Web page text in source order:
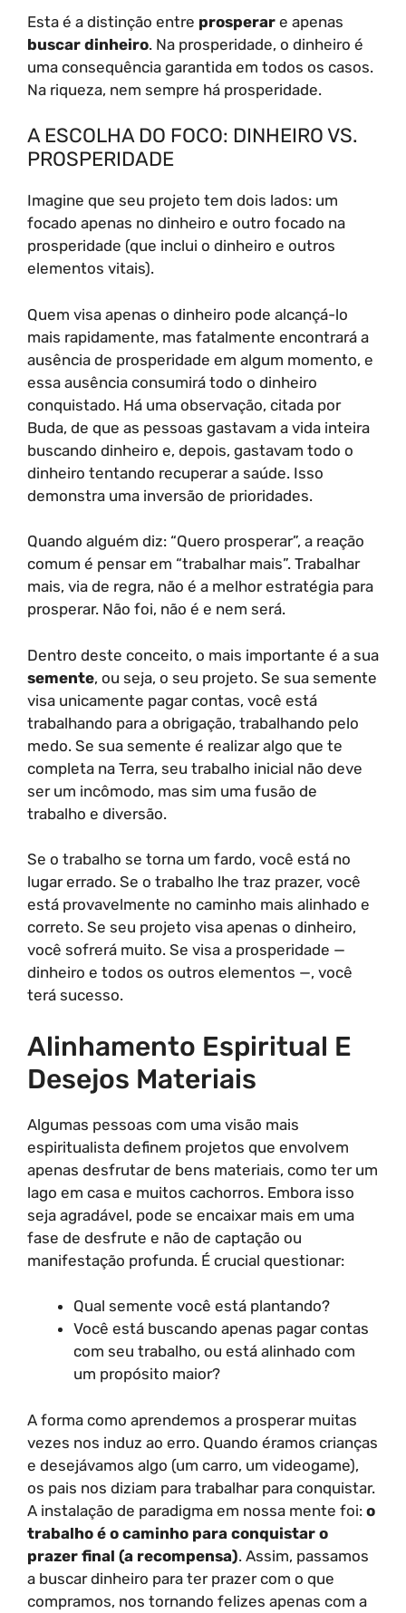
Esta é a distinção entre prosperar e apenas
buscar dinheiro. Na prosperidade, o dinheiro é
uma consequência garantida em todos os casos.
Na riqueza, nem sempre há prosperidade.
A ESCOLHA DO FOCO: DINHEIRO VS.
PROSPERIDADE
Imagine que seu projeto tem dois lados: um
focado apenas no dinheiro e outro focado na
prosperidade (que inclui o dinheiro e outros
elementos vitais).
Quem visa apenas o dinheiro pode alcançá-lo
mais rapidamente, mas fatalmente encontrará a
ausência de prosperidade em algum momento, e
essa ausência consumirá todo o dinheiro
conquistado. Há uma observação, citada por
Buda, de que as pessoas gastavam a vida inteira
buscando dinheiro e, depois, gastavam todo o
dinheiro tentando recuperar a saúde. Isso
demonstra uma inversão de prioridades.
Quando alguém diz: “Quero prosperar”, a reação
comum é pensar em “trabalhar mais”. Trabalhar
mais, via de regra, não é a melhor estratégia para
prosperar. Não foi, não é e nem será.
Dentro deste conceito, o mais importante é a sua
semente, ou seja, o seu projeto. Se sua semente
visa unicamente pagar contas, você está
trabalhando para a obrigação, trabalhando pelo
medo. Se sua semente é realizar algo que te
completa na Terra, seu trabalho inicial não deve
ser um incômodo, mas sim uma fusão de
trabalho e diversão.
Se o trabalho se torna um fardo, você está no
lugar errado. Se o trabalho lhe traz prazer, você
está provavelmente no caminho mais alinhado e
correto. Se seu projeto visa apenas o dinheiro,
você sofrerá muito. Se visa a prosperidade —
dinheiro e todos os outros elementos —, você
terá sucesso.
Alinhamento Espiritual E
Desejos Materiais
Algumas pessoas com uma visão mais
espiritualista definem projetos que envolvem
apenas desfrutar de bens materiais, como ter um
lago em casa e muitos cachorros. Embora isso
seja agradável, pode se encaixar mais em uma
fase de desfrute e não de captação ou
manifestação profunda. É crucial questionar:
Qual semente você está plantando?
Você está buscando apenas pagar contas
com seu trabalho, ou está alinhado com
um propósito maior?
A forma como aprendemos a prosperar muitas
vezes nos induz ao erro. Quando éramos crianças
e desejávamos algo (um carro, um videogame),
os pais nos diziam para trabalhar para conquistar.
A instalação de paradigma em nossa mente foi: o
trabalho é o caminho para conquistar o
prazer final (a recompensa). Assim, passamos
a buscar dinheiro para ter prazer com o que
compramos, nos tornando felizes apenas com a